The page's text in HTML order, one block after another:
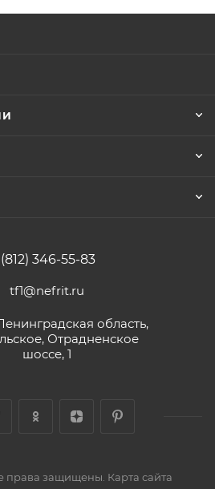
346-55-83
tf1@nefrit.ru
область,
Отрадненское
шоссе, 1
права защищены. Карта сайта